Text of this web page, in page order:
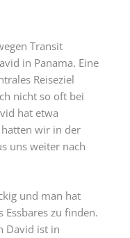
Transit
in Panama. Eine
Reiseziel
nicht so oft bei
hat etwa
wir in der
uns weiter nach
und man hat
zu finden.
David ist in